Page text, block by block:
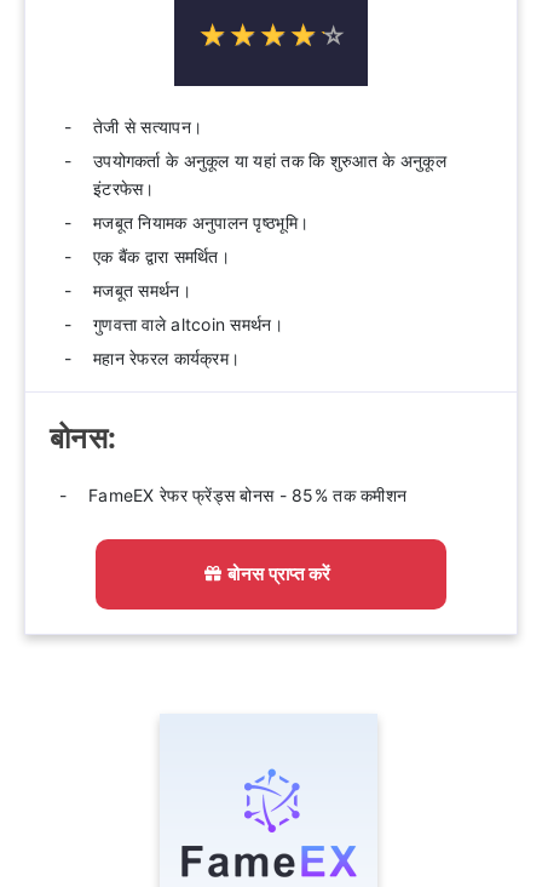
☆☆☆☆☆
★★★★★
तेजी से सत्यापन।
उपयोगकर्ता के अनुकूल या यहां तक ​​कि शुरुआत के अनुकूल
इंटरफेस।
मजबूत नियामक अनुपालन पृष्ठभूमि।
एक बैंक द्वारा समर्थित।
मजबूत समर्थन।
गुणवत्ता वाले altcoin समर्थन।
महान रेफरल कार्यक्रम।
बोनस:
FameEX रेफर फ्रेंड्स बोनस - 85% तक कमीशन
बोनस प्राप्त करें